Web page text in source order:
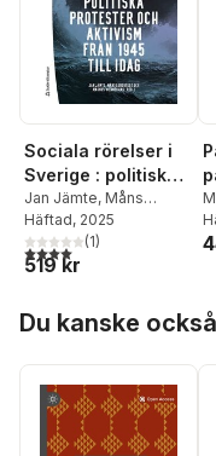
Sociala rörelser i
Sverige : politiska
protester och
aktivism från 1945
till i dag
Jan Jämte, Måns
Lundstedt,Magnus
Wennerhag
Edquist,
Rosales, Heléne Lööw,
Vergara Polanska
Tomas Poletti
Lundström ,Eva
Schmitz,Per-Anders
Häftad, 2025
4,0utav 5 stjärnor. Totalt
(1)
519 kr
Du kanske